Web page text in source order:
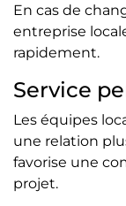
En cas de
entreprise
rapidement.
Service
Les équipes
une relation
favorise une
projet.